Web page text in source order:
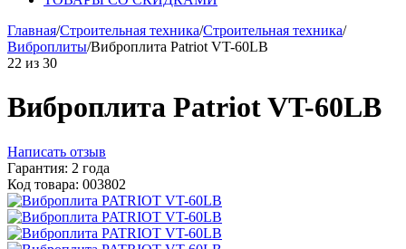
Главная/Строительная техника/Строительная техника/
Виброплиты/Виброплита Patriot VT-60LB
22 из 30
Виброплита Patriot VT-60LB
Написать отзыв
Гарантия: 2 года
Код товара: 003802